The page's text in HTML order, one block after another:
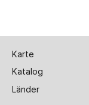
Karte
Katalog
Länder